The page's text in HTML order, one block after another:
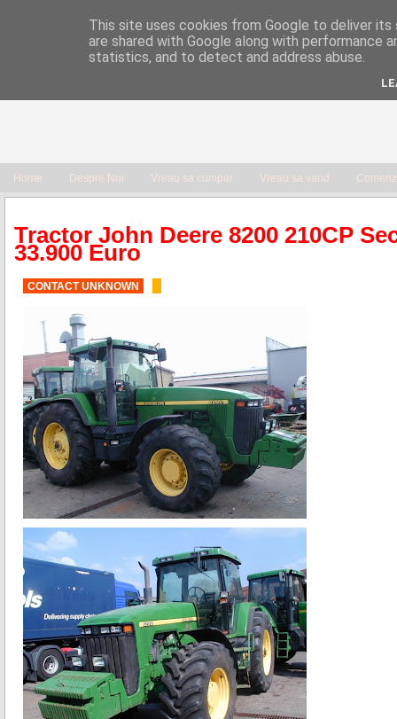
Home Despre Noi Vreau sa cumpar Vreau sa vand
Tractor John Deere 8200 210CP
33.900 Euro
CONTACT UNKNOWN
This site uses cookies from Google to deliver
are shared with Google along with performance
statistics, and to detect and address abuse.